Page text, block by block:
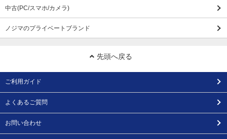
中古(PC/スマホ/カメラ)
ノジマのプライベートブランド
先頭へ戻る
ご利用ガイド
よくあるご質問
お問い合わせ